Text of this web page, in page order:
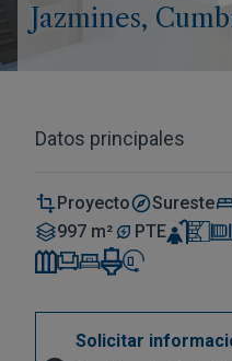
Jazmines,
Datos principales
Proyecto Sureste
997 m²
PTE
Solicitar